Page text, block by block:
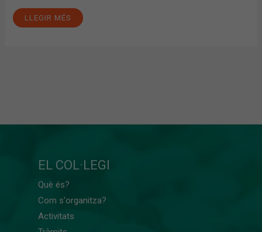
LLEGIR MÉS
EL COL·LEGI
Què és?
Com s'organitza?
Activitats